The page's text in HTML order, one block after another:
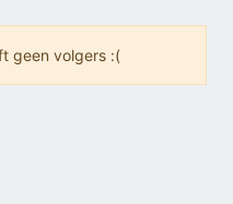
geen volgers :(